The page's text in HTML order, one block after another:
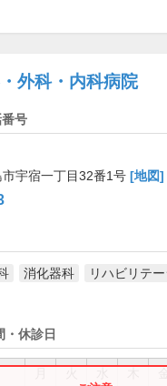
外科・内科病院
号
宇宿一丁目32番1号 [地図]
消化器科 リハビリテ
・休診日